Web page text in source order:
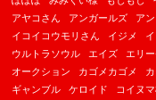
アヤコさん
アンガールズ アン
イコイコウモリさん
イジメ
ウルトラソウル
エイズ エリ
オークション
カゴメカゴメ
ギャンブル
ケロイド コイヌ